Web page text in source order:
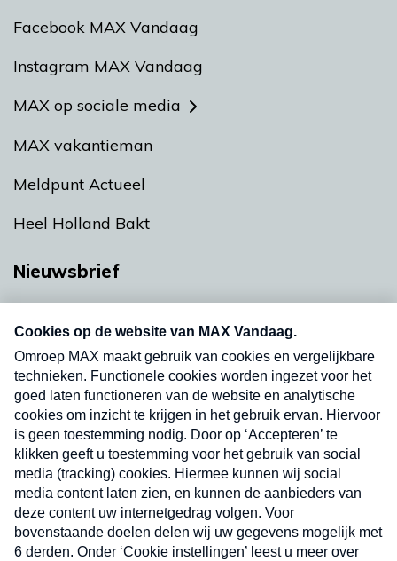
Facebook MAX Vandaag
Instagram MAX Vandaag
MAX op sociale media
MAX vakantieman
Meldpunt Actueel
Heel Holland Bakt
Nieuwsbrief
nieuwsbrief. Elke vrijdag- en dinsdagochtend in
uw mailbox.
Verzend